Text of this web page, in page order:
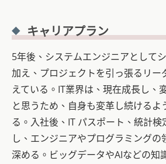
キャリアプラン
5年後、システムエンジニアとして
加え、プロジェクトを引っ張るリー
えている。IT業界は、現在成長し、
と思うため、自身も変革し続けるよ
る。入社後、IT パスポート、統計
し、エンジニアやプログラミングの
深める。ビッグデータやAIなどの知